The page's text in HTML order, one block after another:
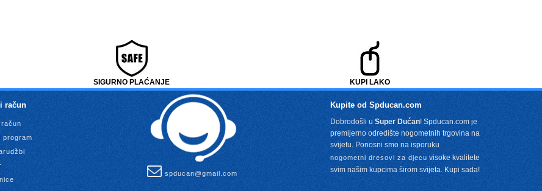
SIGURNO PLAĆANJE KUPI LAKO
račun
program
spducan@gmail.com
Kupite od Spducan.com
Dobrodošli u Super Dućan! Spducan.com je
premijerno odredište nogometnih trgovina na
svijetu. Ponosni smo na isporuku
nogometni dresovi za djecu visoke kvalitete
svim našim kupcima širom svijeta. Kupi sada!